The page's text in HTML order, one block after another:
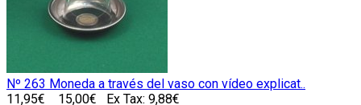
Nº 263 Moneda a través del vaso con vídeo explicat..
11,95€
15,00€ Ex Tax: 9,88€